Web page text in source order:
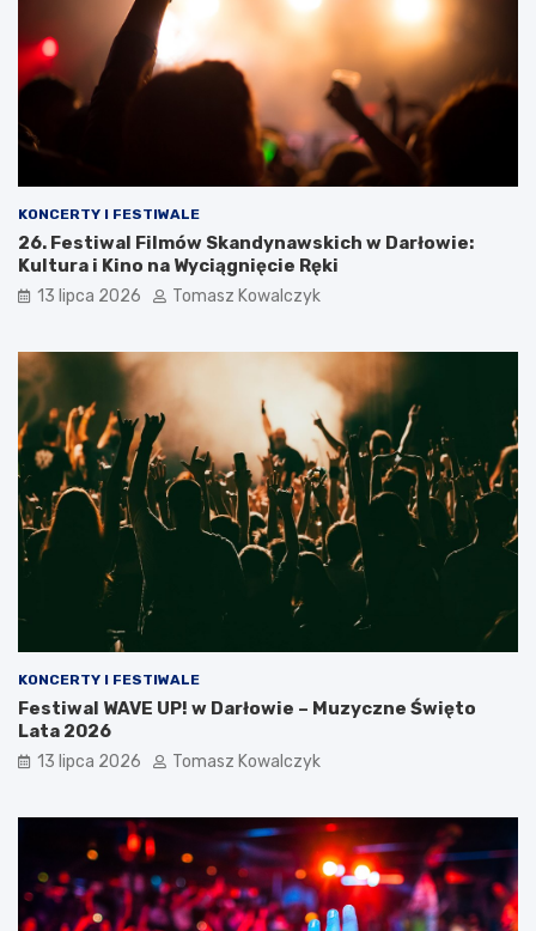
KONCERTY I FESTIWALE
26. Festiwal Filmów Skandynawskich w Darłowie:
Kultura i Kino na Wyciągnięcie Ręki
13 lipca 2026 Tomasz Kowalczyk
KONCERTY I FESTIWALE
Festiwal WAVE UP! w Darłowie – Muzyczne Święto
Lata 2026
13 lipca 2026 Tomasz Kowalczyk